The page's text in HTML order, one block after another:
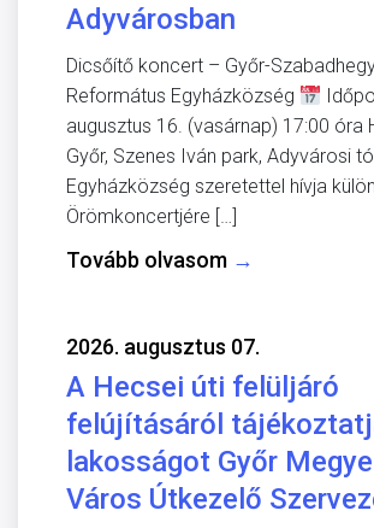
Adyvárosban
Dicsőítő koncert – Győr-
Református Egyházközség
augusztus 16. (vasárnap) 17:00 óra
Győr, Szenes Iván park, Adyvárosi
Egyházközség szeretettel hívja
Örömkoncertjére […]
Tovább olvasom →
2026. augusztus 07.
A Hecsei úti felüljáró
felújításáról
lakosságot Győr
Város Útkezelő